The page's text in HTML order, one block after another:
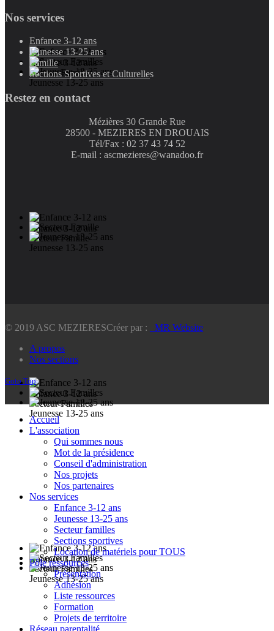
Enfance 3-12 ans
Enfance 3-12 ans
Enfance 3-12 ans
Enfance 3-12 ans
Secteur Familles
Secteur Famille
Secteur Familles
Secteur Familles
Jeunesse 13-25 ans
Jeunesse 13-25 ans
Jeunesse 13-25 ans
Jeunesse 13-25 ans
Nos services
Enfance 3-12 ans
Jeunesse 13-25 ans
Famille
Sections Sportives et Culturelles
Restez en contact
Mézières 30 Grande Rue
28500 - MEZIERES EN DROUAIS
Tél/Fax : 02 37 43 74 52
E-mail : ascmezieres@wanadoo.fr
© 2019 ASC MEZIERESCréer par :
_MR Website
A propos
Nos sections
Goto Top
Accueil
L'association
Qui sommes nous
Mot de la présidence
Conseil d'administration
Nos projets
Nos partenaires
Nos services
Enfance 3-12 ans
Jeunesse 13-25 ans
Secteur familles
Sections sportives
Location de matériels pour TOUS
Pôle ressources
Présentation
Adhésion
Liste ressources
Formation
Projets de territoire
Réseau parentalité